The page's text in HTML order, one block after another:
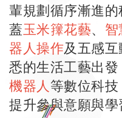
輩規劃循序漸進
蓋玉米籜花藝、 智
器人操作及五感
悉的生活工藝出發
機器人 等數位科技
提升參與意願與學